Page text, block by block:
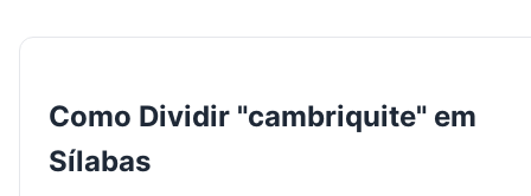
Como Dividir "cambriquite" em
Sílabas